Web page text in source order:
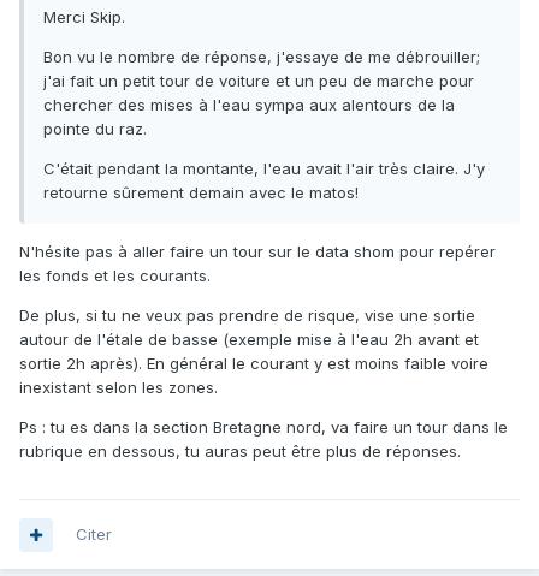
Merci Skip.
Bon vu le nombre de réponse, j'essaye de me débrouiller;
j'ai fait un petit tour de voiture et un peu de marche pour
chercher des mises à l'eau sympa aux alentours de la
pointe du raz.
C'était pendant la montante, l'eau avait l'air très claire. J'y
retourne sûrement demain avec le matos!
N'hésite pas à aller faire un tour sur le data shom pour repérer
les fonds et les courants.
De plus, si tu ne veux pas prendre de risque, vise une sortie
autour de l'étale de basse (exemple mise à l'eau 2h avant et
sortie 2h après). En général le courant y est moins faible voire
inexistant selon les zones.
Ps : tu es dans la section Bretagne nord, va faire un tour dans le
rubrique en dessous, tu auras peut être plus de réponses.
Citer